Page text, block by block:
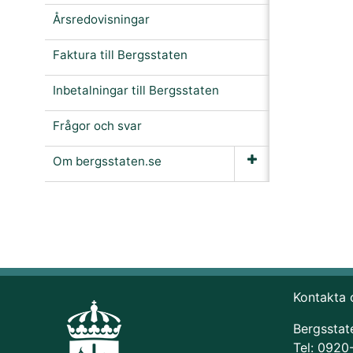
Årsredovisningar
Faktura till Bergsstaten
Inbetalningar till Bergsstaten
Frågor och svar
Om bergsstaten.se
Kontakta
Tel: